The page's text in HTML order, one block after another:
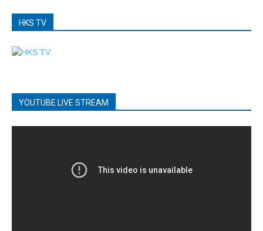
HKS TV
YOUTUBE LIVE STREAM